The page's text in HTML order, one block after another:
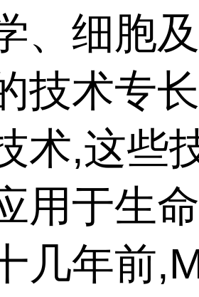
、细胞
技术专
术,这些
用于生
几年前